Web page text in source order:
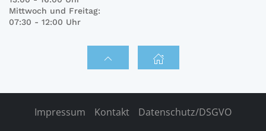
Mittwoch und Freitag:
07:30 - 12:00 Uhr
Impressum Kontakt Datenschutz/DSGVO